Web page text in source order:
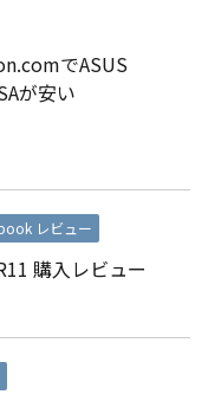
でASUS
が安い
レビュー
購入レビュー